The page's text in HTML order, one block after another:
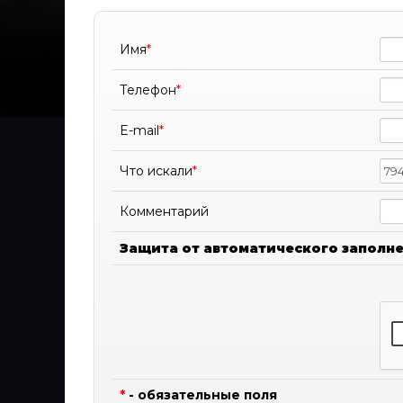
Имя*
Телефон*
E-mail*
Что искали*
Комментарий
Защита от автоматического
* - обязательные поля